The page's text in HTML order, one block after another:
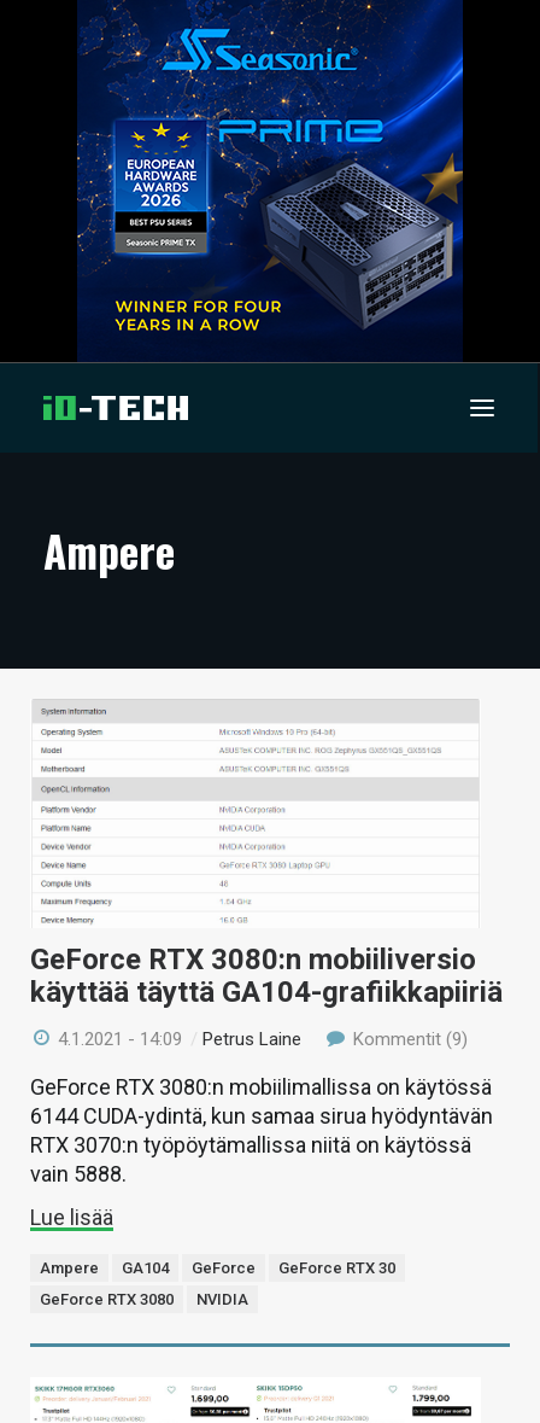
ARTIKKELIT
TECHBBS
TIETOA
HINTA.FI
KAUPPA
VAIHDA TEEMA
HAKU
Ampere
GeForce RTX 3080:n mobiiliversio
käyttää täyttä GA104-grafiikkapiiriä
4.1.2021 - 14:09 /Petrus Laine Kommentit (9)
GeForce RTX 3080:n mobiilimallissa on käytössä
6144 CUDA-ydintä, kun samaa sirua hyödyntävän
RTX 3070:n työpöytämallissa niitä on käytössä
vain 5888.
Lue lisää
Ampere GA104 GeForce
GeForce RTX 30
GeForce RTX 3080
NVIDIA